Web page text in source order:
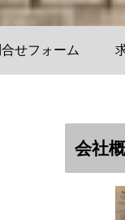
合せフォーム
会社